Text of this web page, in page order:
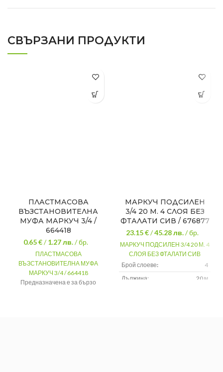
СВЪРЗАНИ ПРОДУКТИ
ПЛАСТМАСОВА
ВЪЗСТАНОВИТЕЛНА
МУФА МАРКУЧ 3/4 /
664418
0.65 €/1.27лв./ бр.
ПЛАСТМАСОВА
ВЪЗСТАНОВИТЕЛНА МУФА
МАРКУЧ 3/4 / 664418
Предназначена е за бързо
МАРКУЧ ПОДСИЛЕН
3/4 20 М. 4 СЛОЯ БЕЗ
ФТАЛАТИ СИВ / 676877
23.15 €/45.28лв./ бр.
МАРКУЧ ПОДСИЛЕН 3/4 20 М. 4
СЛОЯ БЕЗ ФТАЛАТИ СИВ
Брой слоеве:
4
Дължина:
20 м